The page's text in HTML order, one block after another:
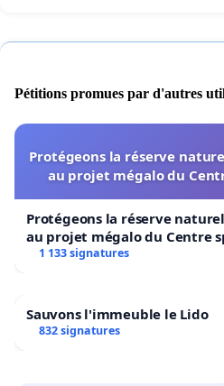
Pétitions promues par d'autres
Protégeons la réserve
au projet mégalo du
Protégeons la réserve
au projet mégalo du Centre
1 133 signatures
Sauvons l'immeuble le Lido
832 signatures